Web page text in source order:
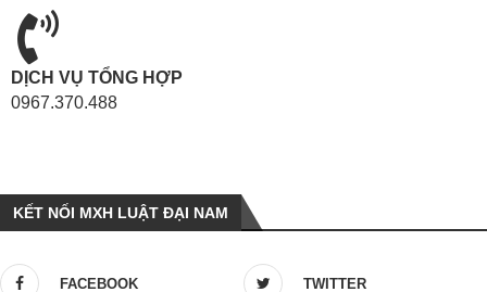
DỊCH VỤ TỔNG HỢP
0967.370.488
KẾT NỐI MXH LUẬT ĐẠI NAM
FACEBOOK TWITTER